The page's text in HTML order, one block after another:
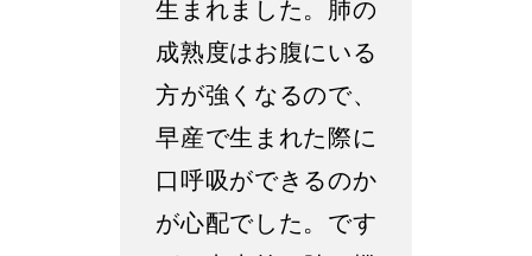
生まれました。肺の
成熟度はお腹にいる
方が強くなるので、
早産で生まれた際に
口呼吸ができるのか
が心配でした。です